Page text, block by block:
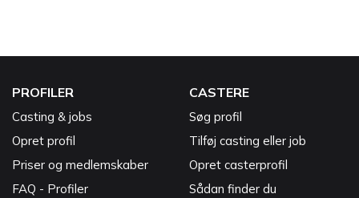
PROFILER
Casting & jobs
Opret profil
Priser og medlemskaber
FAQ - Profiler
CASTERE
Søg profil
Tilføj casting eller job
Opret casterprofil
Sådan finder du